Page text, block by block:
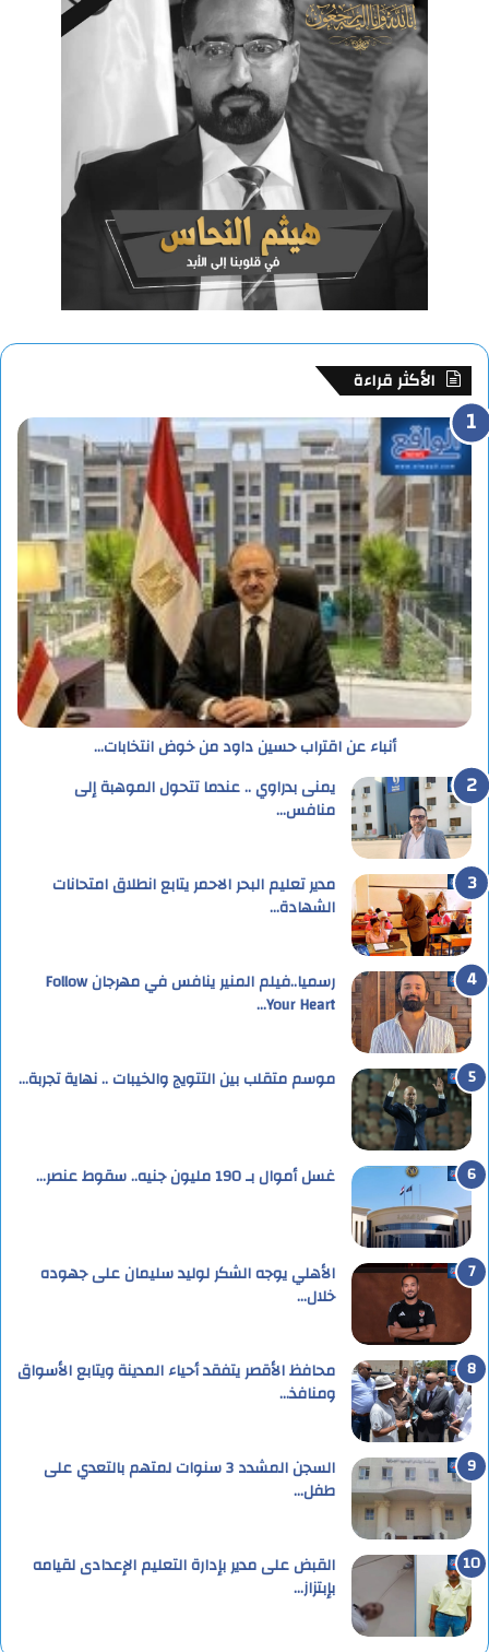
الأكثر قراءة
أنباء عن اقتراب حسين داود من خوض انتخابات…
يمنى بدراوي .. عندما تتحول الموهبة إلى
منافس…
مدير تعليم البحر الاحمر يتابع انطلاق امتحانات
الشهادة…
رسميا..فيلم المنير ينافس في مهرجان Follow
Your Heart…
موسم متقلب بين التتويج والخيبات .. نهاية تجربة…
غسل أموال بـ 190 مليون جنيه.. سقوط عنصر…
الأهلي يوجه الشكر لوليد سليمان على جهوده
خلال…
محافظ الأقصر يتفقد أحياء المدينة ويتابع الأسواق
ومنافذ…
السجن المشدد 3 سنوات لمتهم بالتعدي على
طفل…
القبض على مدير بإدارة التعليم الإعدادى لقيامه
بإبتزاز…